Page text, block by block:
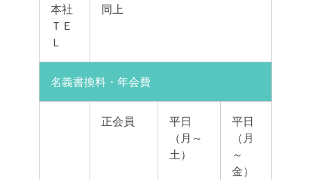
本社
ＴＥ
Ｌ
同上
名義書換料・年会費
正会員
平日
（月～
土）
平日
（月
～
金）